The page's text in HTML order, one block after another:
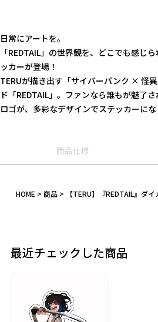
日常にアートを――。
「REDTAIL」の世界観を、どこでも感じ
ッカーが登場！
TERUが描き出す「サイバーパンク × 怪
ド「REDTAIL」。ファンなら誰もが魅了
ロゴが、多彩なデザインでステッカーにな
商品仕様
HOME 商品 【TERU】『REDTAIL』ダ
最近チェックした商品
作品